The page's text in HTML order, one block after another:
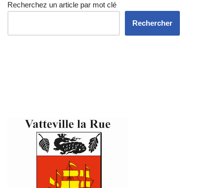
Recherchez un article par mot clé
Rechercher